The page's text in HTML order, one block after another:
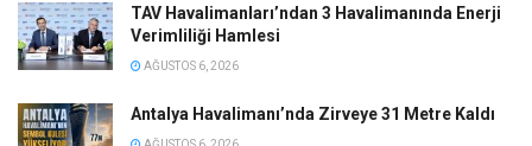
TAV Havalimanları’ndan 3 Havalimanında Enerji
Verimliliği Hamlesi
AĞUSTOS 6, 2026
Antalya Havalimanı’nda Zirveye 31 Metre Kaldı